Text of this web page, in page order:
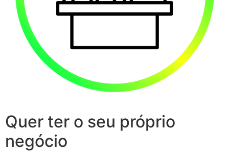
Quer ter o seu próprio
negócio